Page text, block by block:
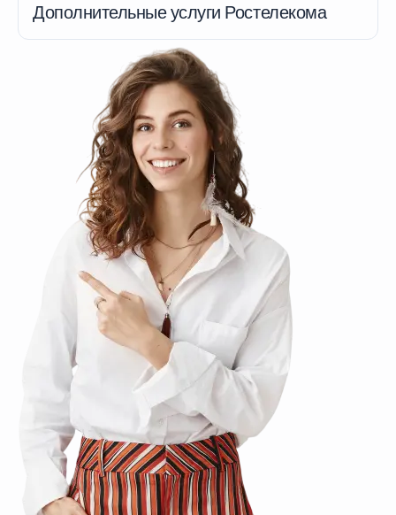
Дополнительные услуги Ростелекома